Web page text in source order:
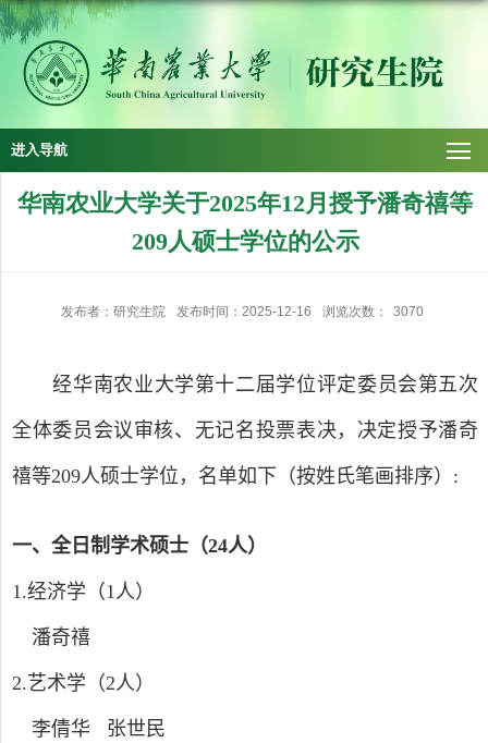
进入导航
华南农业大学关于2025年12月授予潘奇禧等
209人硕士学位的公示
发布者：研究生院 发布时间：2025-12-16 浏览次数： 3070
经华南农业大学第十二届学位评定委员会第五次
全体委员会议审核、无记名投票表决，决定授予潘奇
禧等209人硕士学位，名单如下（按姓氏笔画排序） :
一、 全日制学术硕士 （24人）
1.经济学 （1人）
潘奇禧
2.艺术学（2人）
李倩华 张世民